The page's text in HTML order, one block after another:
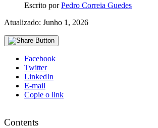
Escrito porPedro Correia Guedes
Atualizado: Junho 1, 2026
Facebook
Twitter
LinkedIn
E-mail
Copie o link
Contents